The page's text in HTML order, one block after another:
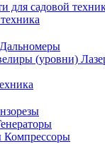
для садовой
Дальномеры
Компрессоры